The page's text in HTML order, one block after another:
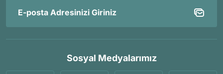
Sosyal Medyalarımız